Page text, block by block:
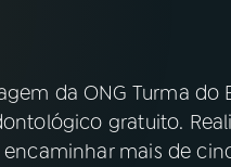
X
da ONG Turma
gratuito.
encaminhar mais de